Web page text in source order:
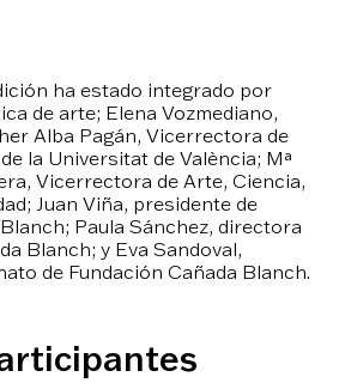
ha estado integrado por
de arte; Elena Vozmediano,
Alba Pagán, Vicerrectora de
la Universitat de València; Mª
Vicerrectora de Arte, Ciencia,
Juan Viña, presidente de
Paula Sánchez, directora
Blanch; y Eva Sandoval,
de Fundación Cañada Blanch.